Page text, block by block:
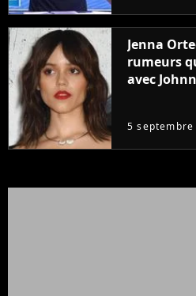
Jenna
rumeurs
avec
5 septembre